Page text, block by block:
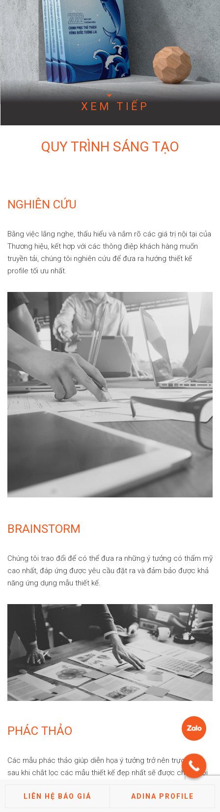
XEM TIẾP
QUY TRÌNH SÁNG TẠO
NGHIÊN CỨU
Bằng việc lắng nghe, thấu hiểu và nắm rõ các giá trị nội tại của
Thương hiệu, kết hợp với các thông điệp khách hàng muốn
truyền tải, chúng tôi nghiên cứu để đưa ra hướng thiết kế
profile tối ưu nhất.
BRAINSTORM
Chúng tôi trao đổi để có thể đưa ra những ý tưởng có thẩm mỹ
cao nhất, đáp ứng được yêu cầu đặt ra và đảm bảo được khả
năng ứng dụng mẫu thiết kế.
PHÁC THẢO
Các mẫu phác thảo giúp diễn họa ý tưởng trở nên trực quan,
sau khi chắt lọc các mẫu thiết kế đẹp nhất sẽ được chúng tôi
LIÊN HỆ BÁO GIÁ ADINA PROFILE